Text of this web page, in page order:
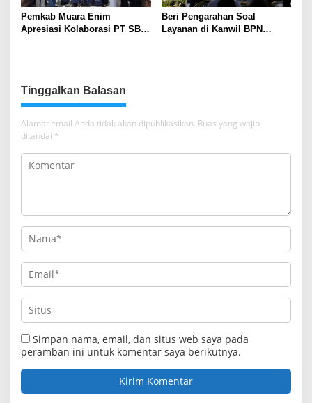
Pemkab Muara Enim
Apresiasi Kolaborasi PT SBS
Beri Pengarahan Soal
Layanan di Kanwil BPN
Tinggalkan Balasan
Alamat email Anda tidak akan dipublikasikan. Ruas yang wajib
ditandai *
Simpan nama, email, dan situs web saya pada
peramban ini untuk komentar saya berikutnya.